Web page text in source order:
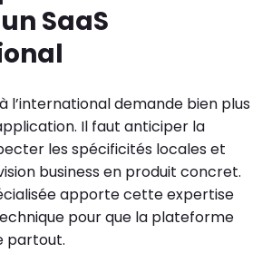
SaaS
l’international demande bien plus
Il faut anticiper la
les spécificités locales et
business en produit concret.
apporte cette expertise
pour que la plateforme
partout.